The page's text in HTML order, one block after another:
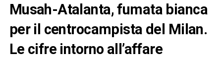
Musah-Atalanta, fumata bianca
per il centrocampista del Milan.
Le cifre intorno all’affare